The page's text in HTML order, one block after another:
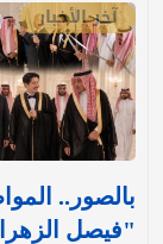
آخر الأخبار
بالصور..
"فيصل